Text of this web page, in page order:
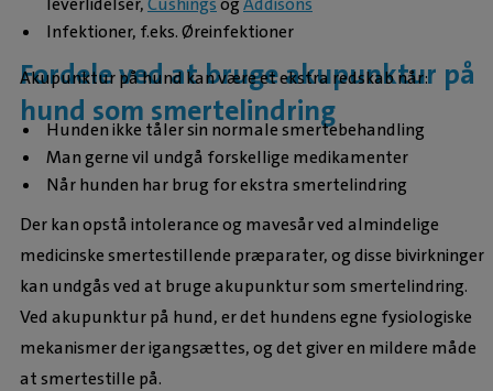
Infektioner, f.eks. Øreinfektioner
Fordele ved at bruge akupunktur på
hund som smertelindring
Akupunktur på hund kan være et ekstra redskab når:
Hunden ikke tåler sin normale smertebehandling
Man gerne vil undgå forskellige medikamenter
Når hunden har brug for ekstra smertelindring
Der kan opstå intolerance og mavesår ved almindelige
medicinske smertestillende præparater, og disse bivirkninger
kan undgås ved at bruge akupunktur som smertelindring.
Ved akupunktur på hund, er det hundens egne fysiologiske
mekanismer der igangsættes, og det giver en mildere måde
at smertestille på.